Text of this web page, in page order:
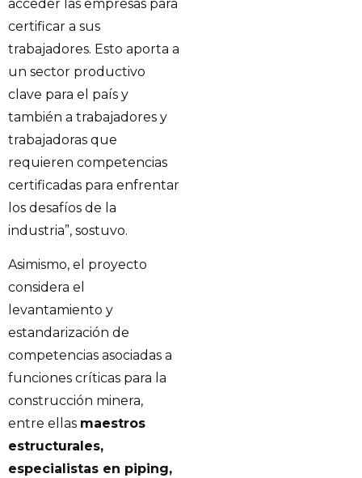
acceder las empresas para
certificar a sus
trabajadores. Esto aporta a
un sector productivo
clave para el país y
también a trabajadores y
trabajadoras que
requieren competencias
certificadas para enfrentar
los desafíos de la
industria”, sostuvo.
Asimismo, el proyecto
considera el
levantamiento y
estandarización de
competencias asociadas a
funciones críticas para la
construcción minera,
entre ellas maestros
estructurales,
especialistas en piping,